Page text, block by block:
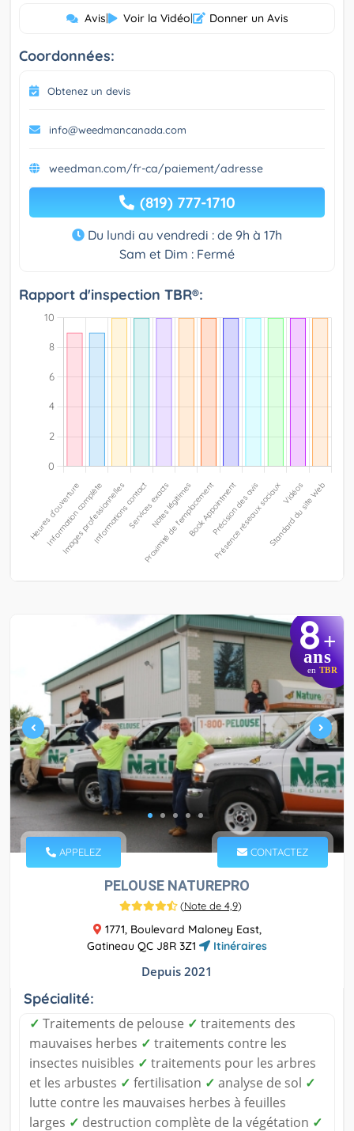
Avis| Voir la Vidéo| Donner un Avis
Coordonnées:
Obtenez un devis
info@weedmancanada.com
weedman.com/fr-ca/paiement/adresse
(819) 777-1710
Du lundi au vendredi : de 9h à 17h
Sam et Dim : Fermé
Rapport d'inspection TBR®:
8+
ans
en TBR
APPELEZ CONTACTEZ
PELOUSE NATUREPRO
(Note de 4,9)
1771, Boulevard Maloney East,
Gatineau QC J8R 3Z1
Itinéraires
Depuis 2021
Spécialité:
✓ Traitements de pelouse ✓ traitements des
mauvaises herbes ✓ traitements contre les
insectes nuisibles ✓ traitements pour les arbres
et les arbustes ✓ fertilisation ✓ analyse de sol ✓
lutte contre les mauvaises herbes à feuilles
larges ✓ destruction complète de la végétation ✓